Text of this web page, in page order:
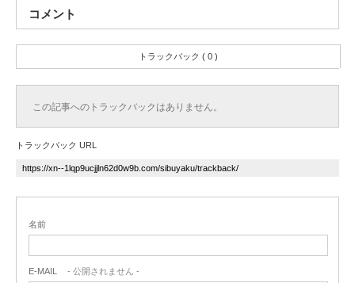
コメント
トラックバック ( 0 )
この記事へのトラックバックはありません。
トラックバック URL
名前
E-MAIL - 公開されません -